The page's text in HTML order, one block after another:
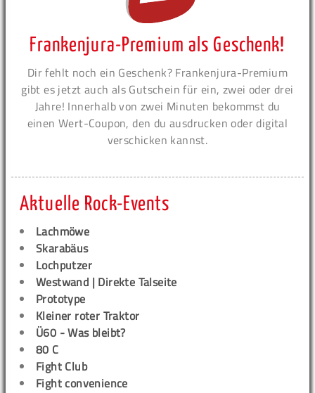
Frankenjura-Premium als Geschenk!
Dir fehlt noch ein Geschenk? Frankenjura-Premium
gibt es jetzt auch als Gutschein für ein, zwei oder drei
Jahre! Innerhalb von zwei Minuten bekommst du
einen Wert-Coupon, den du ausdrucken oder digital
verschicken kannst.
Aktuelle Rock-Events
Lachmöwe
Skarabäus
Lochputzer
Westwand | Direkte Talseite
Prototype
Kleiner roter Traktor
Ü60 - Was bleibt?
80 C
Fight Club
Fight convenience